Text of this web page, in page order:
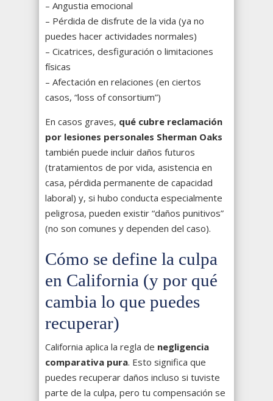
– Angustia emocional
– Pérdida de disfrute de la vida (ya no
puedes hacer actividades normales)
– Cicatrices, desfiguración o limitaciones
físicas
– Afectación en relaciones (en ciertos
casos, “loss of consortium”)
En casos graves, qué cubre reclamación
por lesiones personales Sherman Oaks
también puede incluir daños futuros
(tratamientos de por vida, asistencia en
casa, pérdida permanente de capacidad
laboral) y, si hubo conducta especialmente
peligrosa, pueden existir “daños punitivos”
(no son comunes y dependen del caso).
Cómo se define la culpa
en California (y por qué
cambia lo que puedes
recuperar)
California aplica la regla de negligencia
comparativa pura. Esto significa que
puedes recuperar daños incluso si tuviste
parte de la culpa, pero tu compensación se